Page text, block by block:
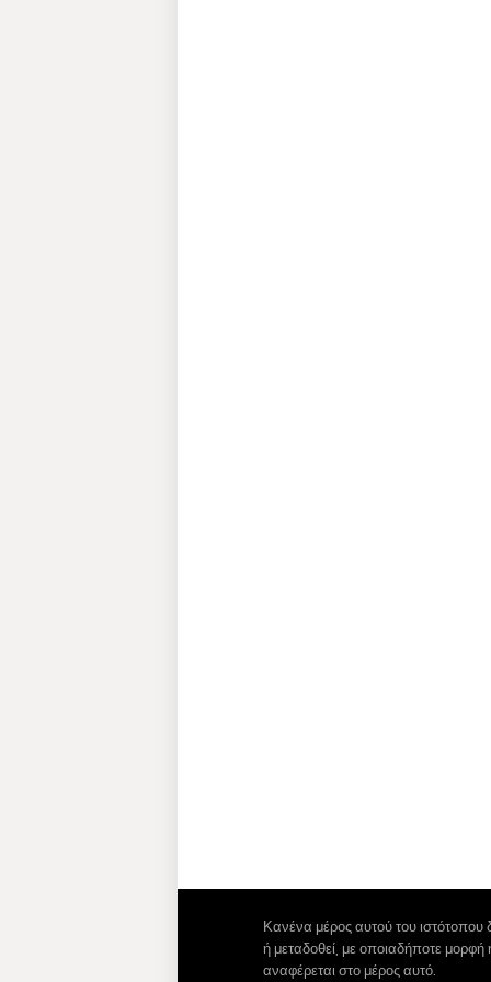
Κανένα μέρος αυτού του
ή μεταδοθεί, με οποιαδήποτε
αναφέρεται στο μέρος αυτό.